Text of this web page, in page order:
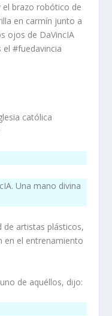
el brazo robótico de
en carmín junto a
ojos de DaVincIA
el #fuedavincia
católica
Una mano divina
de artistas plásticos,
en el entrenamiento
de aquéllos, dijo: